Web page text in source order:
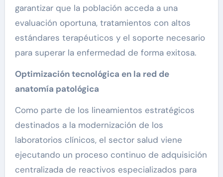
garantizar que la población acceda a una
evaluación oportuna, tratamientos con altos
estándares terapéuticos y el soporte necesario
para superar la enfermedad de forma exitosa.
Optimización tecnológica en la red de
anatomía patológica
Como parte de los lineamientos estratégicos
destinados a la modernización de los
laboratorios clínicos, el sector salud viene
ejecutando un proceso continuo de adquisición
centralizada de reactivos especializados para